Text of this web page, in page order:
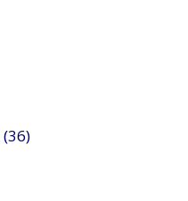
(36)